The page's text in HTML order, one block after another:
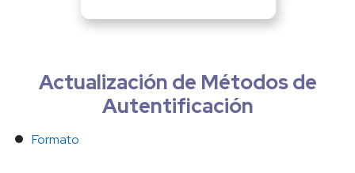
Actualización de Métodos de
Autentificación
Formato